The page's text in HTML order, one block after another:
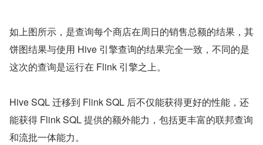
如上图所示，是查询每个商店在周日的销售总额的结果，其
饼图结果与使用 Hive 引擎查询的结果完全一致，不同的是
这次的查询是运行在 Flink 引擎之上。
Hive SQL 迁移到 Flink SQL 后不仅能获得更好的性能，还
能获得 Flink SQL 提供的额外能力，包括更丰富的联邦查询
和流批一体能力。